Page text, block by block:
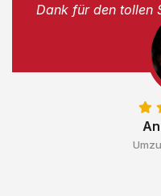
Dank für den tollen